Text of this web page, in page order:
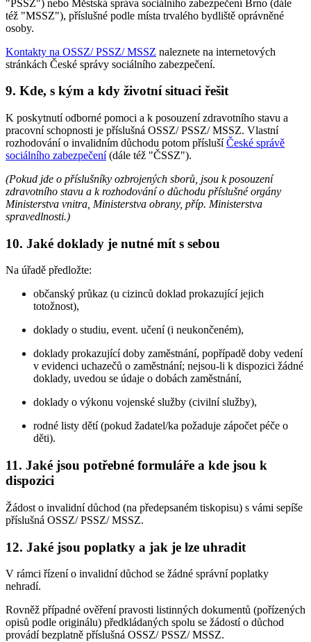
"PSSZ") nebo Městská správa sociálního zabezpečení Brno (dále
též "MSSZ"), příslušné podle místa trvalého bydliště oprávněné
osoby.
Kontakty na OSSZ/ PSSZ/ MSSZ naleznete na internetových
stránkách České správy sociálního zabezpečení.
9. Kde, s kým a kdy životní situaci řešit
K poskytnutí odborné pomoci a k posouzení zdravotního stavu a
pracovní schopnosti je příslušná OSSZ/ PSSZ/ MSSZ. Vlastní
rozhodování o invalidním důchodu potom příslušíČeské správě
sociálního zabezpečení(dále též "ČSSZ").
(Pokud jde o příslušníky ozbrojených sborů, jsou k posouzení
zdravotního stavu a k rozhodování o důchodu příslušné orgány
Ministerstva vnitra, Ministerstva obrany, příp. Ministerstva
spravedlnosti.)
10. Jaké doklady je nutné mít s sebou
Na úřadě předložte:
občanský průkaz (u cizinců doklad prokazující jejich
totožnost),
doklady o studiu, event. učení (i neukončeném),
doklady prokazující doby zaměstnání, popřípadě doby vedení
v evidenci uchazečů o zaměstnání; nejsou-li k dispozici žádné
doklady, uvedou se údaje o dobách zaměstnání,
doklady o výkonu vojenské služby (civilní služby),
rodné listy dětí (pokud žadatel/ka požaduje zápočet péče o
děti).
11. Jaké jsou potřebné formuláře a kde jsou k
dispozici
Žádost o invalidní důchod (na předepsaném tiskopisu) s vámi sepíše
příslušná OSSZ/ PSSZ/ MSSZ.
12. Jaké jsou poplatky a jak je lze uhradit
V rámci řízení o invalidní důchod se žádné správní poplatky
nehradí.
Rovněž případné ověření pravosti listinných dokumentů (pořízených
opisů podle originálu) předkládaných spolu se žádostí o důchod
provádí bezplatně příslušná OSSZ/ PSSZ/ MSSZ.